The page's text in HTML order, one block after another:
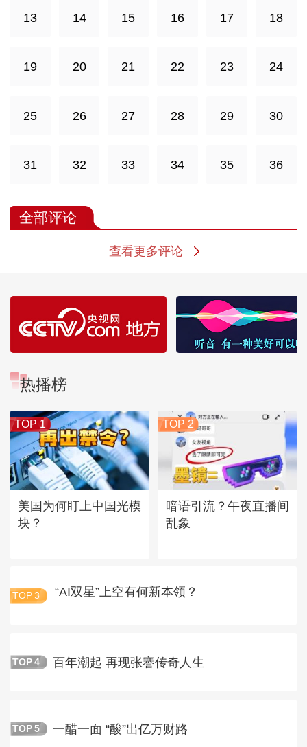
13 14 15 16 17 18
19 20 21 22 23 24
25 26 27 28 29 30
31 32 33 34 35 36
全部评论
查看更多评论
热播榜
TOP 1
美国为何盯上中国光模
块？
TOP 2
暗语引流？午夜直播间
乱象
TOP 3 “AI双星”上空有何新本领？
TOP 4 百年潮起 再现张謇传奇人生
TOP 5 一醋一面 “酸”出亿万财路